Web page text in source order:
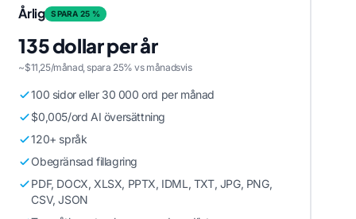
Årlig SPARA 25 %
135 dollar per år
~$11,25/månad, spara 25% vs månadsvis
100 sidor eller 30 000 ord per månad
$0,005/ord AI översättning
120+ språk
Obegränsad fillagring
PDF, DOCX, XLSX, PPTX, IDML, TXT, JPG, PNG,
CSV, JSON